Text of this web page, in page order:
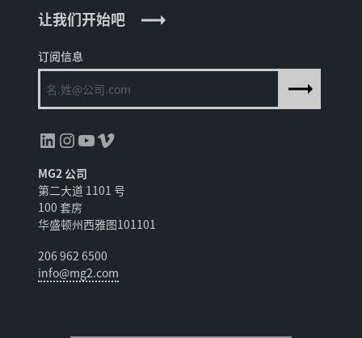
订阅信息
领英InstagramYouTube Vimeo
MG2 公司
第二大道 1101 号
100 套房
华盛顿州西雅图101101
206 962 6500
info@mg2.com
让我们开始吧